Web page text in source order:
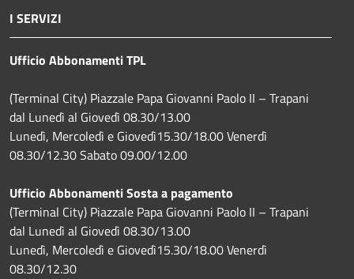
I SERVIZI
Ufficio Abbonamenti TPL
(Terminal City) Piazzale Papa Giovanni Paolo II – Trapani
dal Lunedì al Giovedì 08.30/13.00
Lunedì, Mercoledì e Giovedì15.30/18.00 Venerdì
08.30/12.30 Sabato 09.00/12.00
Ufficio Abbonamenti Sosta a pagamento
(Terminal City) Piazzale Papa Giovanni Paolo II – Trapani
dal Lunedì al Giovedì 08.30/13.00
Lunedì, Mercoledì e Giovedì15.30/18.00 Venerdì
08.30/12.30